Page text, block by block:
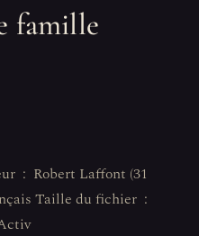
famille
vocale ‏ : ‎ Activ